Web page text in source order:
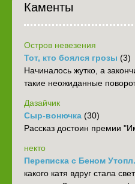
Каменты
Остров невезения
Тот, кто боялся грозы (3)
Начиналось жутко, а
такие неожиданные
Дазайчик
Сыр-вонючка (30)
Рассказ достоин премии
некто
Переписка с Беном
какого катя вдруг стала